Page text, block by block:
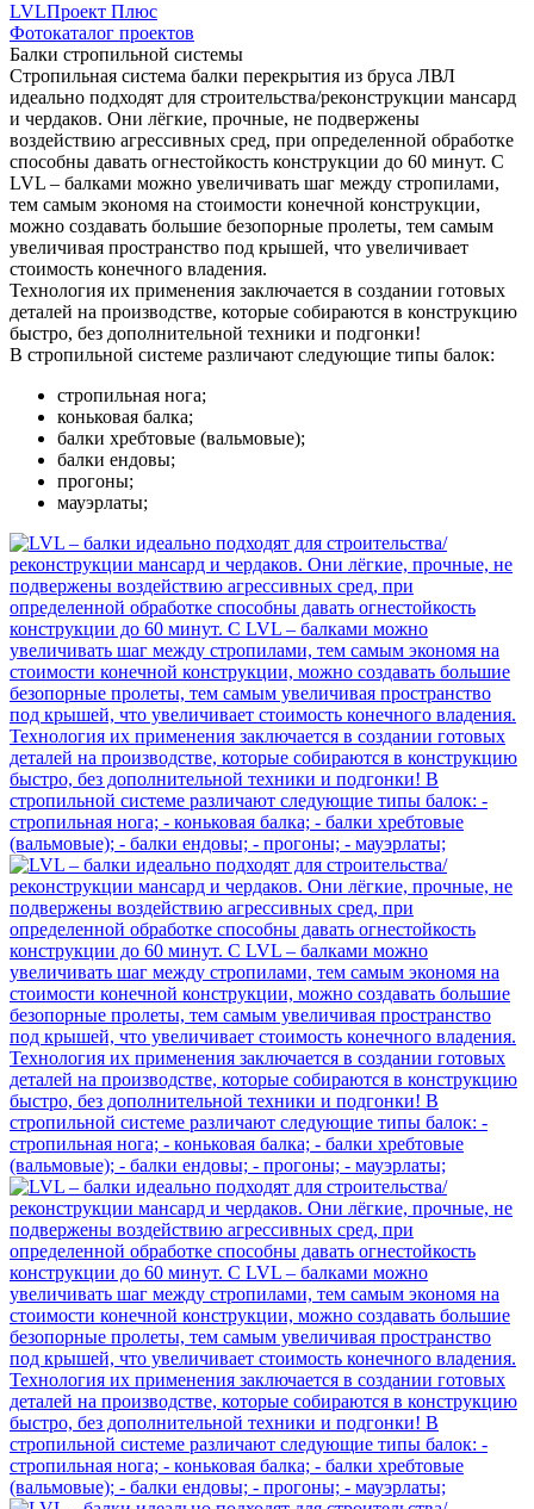
LVLПроект Плюс
Фотокаталог проектов
Балки стропильной системы
Стропильная система балки перекрытия из бруса ЛВЛ
идеально подходят для строительства/реконструкции мансард
и чердаков. Они лёгкие, прочные, не подвержены
воздействию агрессивных сред, при определенной обработке
способны давать огнестойкость конструкции до 60 минут. С
LVL – балками можно увеличивать шаг между стропилами,
тем самым экономя на стоимости конечной конструкции,
можно создавать большие безопорные пролеты, тем самым
увеличивая пространство под крышей, что увеличивает
стоимость конечного владения.
Технология их применения заключается в создании готовых
деталей на производстве, которые собираются в конструкцию
быстро, без дополнительной техники и подгонки!
В стропильной системе различают следующие типы балок:
стропильная нога;
коньковая балка;
балки хребтовые (вальмовые);
балки ендовы;
прогоны;
мауэрлаты;